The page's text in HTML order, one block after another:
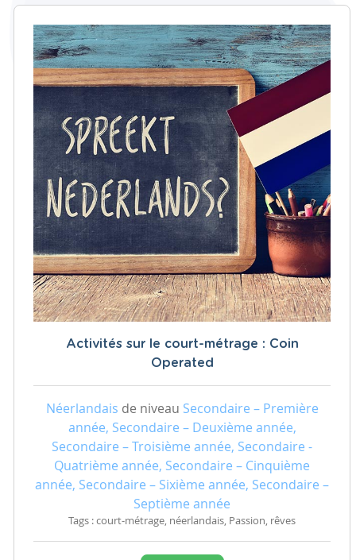
Activités sur le court-métrage : Coin
Operated
Néerlandais de niveau Secondaire – Première
année, Secondaire – Deuxième année,
Secondaire – Troisième année, Secondaire -
Quatrième année, Secondaire – Cinquième
année, Secondaire – Sixième année, Secondaire –
Septième année
Tags : court-métrage, néerlandais, Passion, rêves